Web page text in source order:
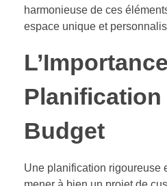
harmonieuse de ces
espace unique et
Planification
Budget
Une planification rigoureuse